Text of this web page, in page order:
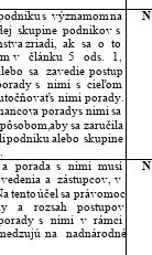
s významomna
skupine podnikov s
zriadi, ak sa o
to
v článku 5 ods.
1,
sa zavedie postup
s nimi s cieľom
s nimi porady.
a poradys nimisa
abysa zaručila
podniku alebo skupine
N
a porada s nimi
musí
vedenia a zástupcov, v
tento účel sa právomoc
a rozsah
postupov
s nimi v rámci
na
nadnárodné
N